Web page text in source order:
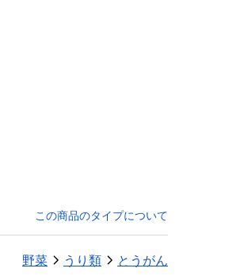
この商品のタイプについて
野菜 うり類 とうがん